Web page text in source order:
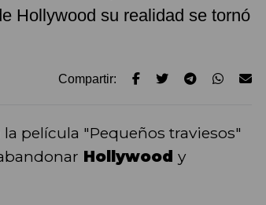
Hollywood su realidad se tornó
Compartir:
película "Pequeños traviesos"
Hollywood y